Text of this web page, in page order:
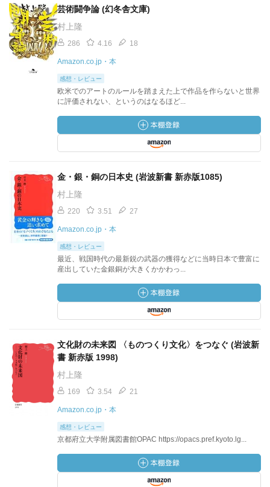
芸術闘争論 (幻冬舎文庫)
村上隆
286 4.16 18
Amazon.co.jp・本
感想・レビュー
欧米でのアートのルールを踏まえた上で作品を作らないと世界
に評価されない、というのはなるほど...
金・銀・銅の日本史 (岩波新書 新赤版1085)
村上隆
220 3.51 27
Amazon.co.jp・本
感想・レビュー
最近、戦国時代の最新鋭の武器の獲得などに当時日本で豊富に
産出していた金銀銅が大きくかかわっ...
文化財の未来図 〈ものつくり文化〉をつなぐ (岩波新
書 新赤版 1998)
村上隆
169 3.54 21
Amazon.co.jp・本
感想・レビュー
京都府立大学附属図書館OPAC https://opacs.pref.kyoto.lg...